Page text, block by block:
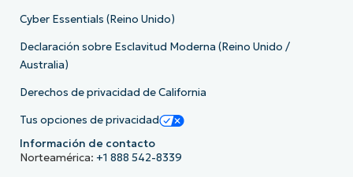
Cyber Essentials (Reino Unido)
Declaración sobre Esclavitud Moderna (Reino Unido /
Australia)
Derechos de privacidad de California
Tus opciones de privacidad
Información de contacto
Norteamérica: +1 888 542-8339